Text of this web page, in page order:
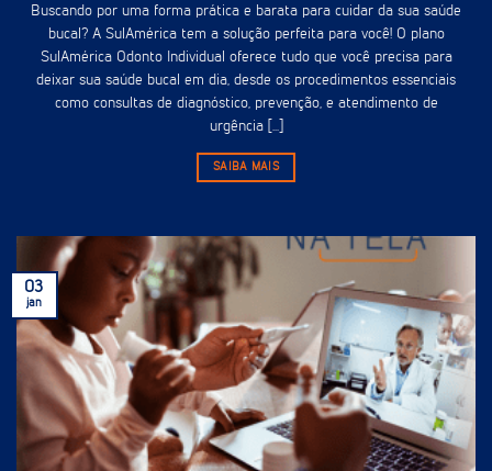
Buscando por uma forma prática e barata para cuidar da sua saúde
bucal? A SulAmérica tem a solução perfeita para você! O plano
SulAmérica Odonto Individual oferece tudo que você precisa para
deixar sua saúde bucal em dia, desde os procedimentos essenciais
como consultas de diagnóstico, prevenção, e atendimento de
urgência [...]
SAIBA MAIS
03
jan